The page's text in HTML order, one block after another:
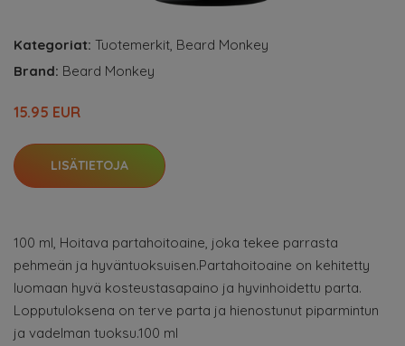
Kategoriat: Tuotemerkit, Beard Monkey
Brand: Beard Monkey
15.95 EUR
LISÄTIETOJA
100 ml, Hoitava partahoitoaine, joka tekee parrasta
pehmeän ja hyväntuoksuisen.Partahoitoaine on kehitetty
luomaan hyvä kosteustasapaino ja hyvinhoidettu parta.
Lopputuloksena on terve parta ja hienostunut piparmintun
ja vadelman tuoksu.100 ml